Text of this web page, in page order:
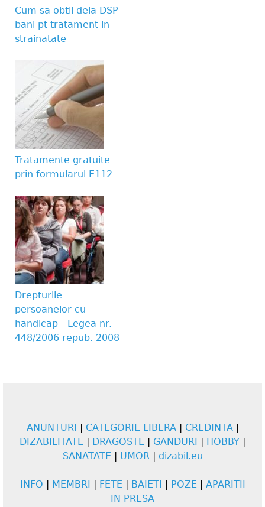
Cum sa obtii dela DSP
bani pt tratament in
strainatate
Tratamente gratuite
prin formularul E112
Drepturile
persoanelor cu
handicap - Legea nr.
448/2006 repub. 2008
ANUNTURI CATEGORIE LIBERA| CREDINTA|
DIZABILITATE
DRAGOSTE GANDURI HOBBY
SANATATE
UMOR| dizabil.eu
INFO MEMBRI FETE BAIETI POZE
APARITII
IN PRESA